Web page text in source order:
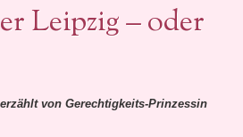
Leipzig – oder
von Gerechtigkeits-Prinzessin